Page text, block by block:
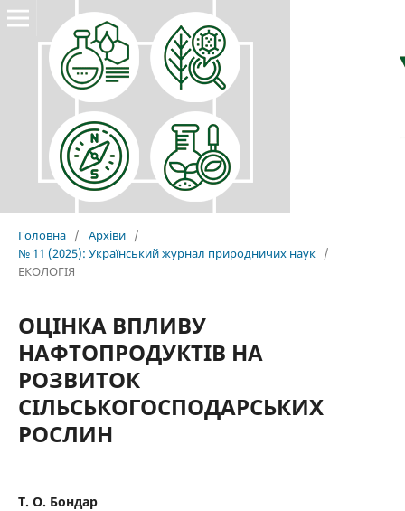
Головна / Архіви /
№ 11 (2025): Український журнал природничих наук /
ЕКОЛОГІЯ
ОЦІНКА ВПЛИВУ
НАФТОПРОДУКТІВ НА
РОЗВИТОК
СІЛЬСЬКОГОСПОДАРСЬКИХ
РОСЛИН
Т. О. Бондар